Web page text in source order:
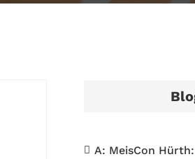
A: MeisCon